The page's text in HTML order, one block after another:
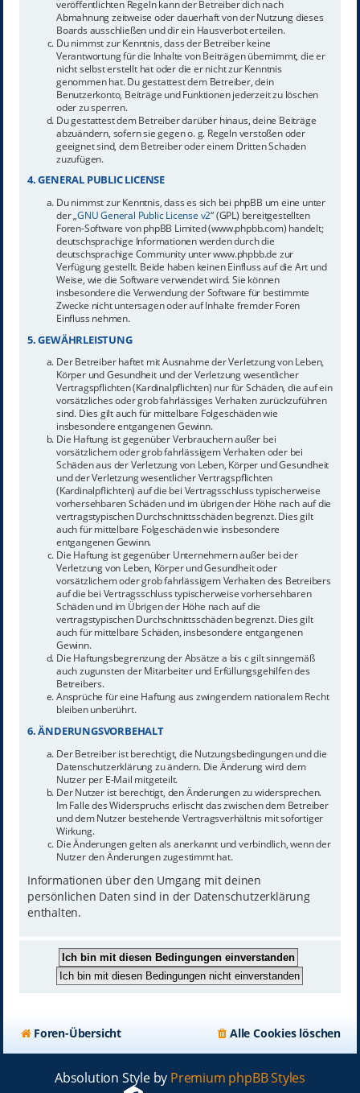
veröffentlichten Regeln kann der Betreiber dich nach
Abmahnung zeitweise oder dauerhaft von der Nutzung dieses
Boards ausschließen und dir ein Hausverbot erteilen.
Du nimmst zur Kenntnis, dass der Betreiber keine
Verantwortung für die Inhalte von Beiträgen übernimmt, die er
nicht selbst erstellt hat oder die er nicht zur Kenntnis
genommen hat. Du gestattest dem Betreiber, dein
Benutzerkonto, Beiträge und Funktionen jederzeit zu löschen
oder zu sperren.
Du gestattest dem Betreiber darüber hinaus, deine Beiträge
abzuändern, sofern sie gegen o. g. Regeln verstoßen oder
geeignet sind, dem Betreiber oder einem Dritten Schaden
zuzufügen.
4. GENERAL PUBLIC LICENSE
Du nimmst zur Kenntnis, dass es sich bei phpBB um eine unter
der „GNU General Public License v2“ (GPL) bereitgestellten
Foren-Software von phpBB Limited (www.phpbb.com) handelt;
deutschsprachige Informationen werden durch die
deutschsprachige Community unter www.phpbb.de zur
Verfügung gestellt. Beide haben keinen Einfluss auf die Art und
Weise, wie die Software verwendet wird. Sie können
insbesondere die Verwendung der Software für bestimmte
Zwecke nicht untersagen oder auf Inhalte fremder Foren
Einfluss nehmen.
5. GEWÄHRLEISTUNG
Der Betreiber haftet mit Ausnahme der Verletzung von Leben,
Körper und Gesundheit und der Verletzung wesentlicher
Vertragspflichten (Kardinalpflichten) nur für Schäden, die auf ein
vorsätzliches oder grob fahrlässiges Verhalten zurückzuführen
sind. Dies gilt auch für mittelbare Folgeschäden wie
insbesondere entgangenen Gewinn.
Die Haftung ist gegenüber Verbrauchern außer bei
vorsätzlichem oder grob fahrlässigem Verhalten oder bei
Schäden aus der Verletzung von Leben, Körper und Gesundheit
und der Verletzung wesentlicher Vertragspflichten
(Kardinalpflichten) auf die bei Vertragsschluss typischerweise
vorhersehbaren Schäden und im übrigen der Höhe nach auf die
vertragstypischen Durchschnittsschäden begrenzt. Dies gilt
auch für mittelbare Folgeschäden wie insbesondere
entgangenen Gewinn.
Die Haftung ist gegenüber Unternehmern außer bei der
Verletzung von Leben, Körper und Gesundheit oder
vorsätzlichem oder grob fahrlässigem Verhalten des Betreibers
auf die bei Vertragsschluss typischerweise vorhersehbaren
Schäden und im Übrigen der Höhe nach auf die
vertragstypischen Durchschnittsschäden begrenzt. Dies gilt
auch für mittelbare Schäden, insbesondere entgangenen
Gewinn.
Die Haftungsbegrenzung der Absätze a bis c gilt sinngemäß
auch zugunsten der Mitarbeiter und Erfüllungsgehilfen des
Betreibers.
Ansprüche für eine Haftung aus zwingendem nationalem Recht
bleiben unberührt.
6. ÄNDERUNGSVORBEHALT
Der Betreiber ist berechtigt, die Nutzungsbedingungen und die
Datenschutzerklärung zu ändern. Die Änderung wird dem
Nutzer per E-Mail mitgeteilt.
Der Nutzer ist berechtigt, den Änderungen zu widersprechen.
Im Falle des Widerspruchs erlischt das zwischen dem Betreiber
und dem Nutzer bestehende Vertragsverhältnis mit sofortiger
Wirkung.
Die Änderungen gelten als anerkannt und verbindlich, wenn der
Nutzer den Änderungen zugestimmt hat.
Informationen über den Umgang mit deinen
persönlichen Daten sind in der Datenschutzerklärung
enthalten.
Foren-Übersicht Alle Cookies löschen
Absolution Style by Premium phpBB Styles